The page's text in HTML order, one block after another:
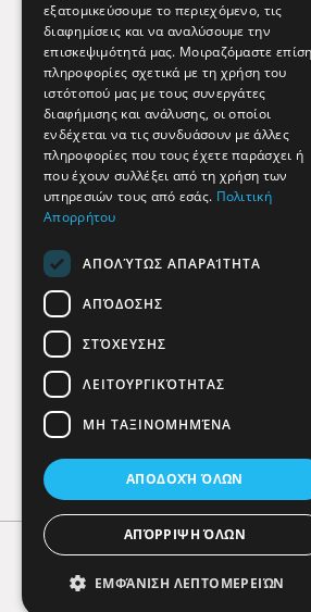
Απόρρητο
Όροι Χρήσης
Πολιτική προστασίας
Findhere
Social Media
HERE. All
εξατομικεύσουμε το περιεχόμενο, τις
διαφημίσεις και να αναλύσουμε την
επισκεψιμότητά μας. Μοιραζόμαστε
πληροφορίες σχετικά με τη χρήση του
ιστότοπού μας με τους συνεργάτες
διαφήμισης και ανάλυσης, οι οποίοι
ενδέχεται να τις συνδυάσουν με άλλες
πληροφορίες που τους έχετε παράσχει ή
που έχουν συλλέξει από τη χρήση των
υπηρεσιών τους από εσάς. Πολιτική
Απορρήτου
ΑΠΟΛΎΤΩΣ ΑΠΑΡΑΊΤΗΤΑ
ΑΠΌΔΟΣΗΣ
ΣΤΌΧΕΥΣΗΣ
ΛΕΙΤΟΥΡΓΙΚΌΤΗΤΑΣ
ΜΗ ΤΑΞΙΝΟΜΗΜΈΝΑ
ΑΠΟΔΟΧΉ ΌΛΩΝ
ΑΠΌΡΡΙΨΗ ΌΛΩΝ
ΕΜΦΆΝΙΣΗ ΛΕΠΤΟΜΕΡΕΙΏΝ